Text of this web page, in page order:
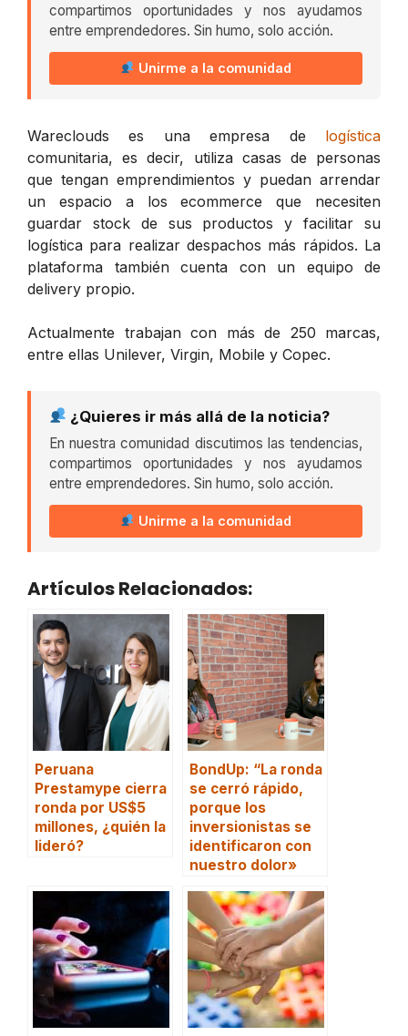
compartimos oportunidades y nos ayudamos
entre emprendedores. Sin humo, solo acción.
Unirme a la comunidad
Wareclouds es una empresa de logística
comunitaria, es decir, utiliza casas de personas
que tengan emprendimientos y puedan arrendar
un espacio a los ecommerce que necesiten
guardar stock de sus productos y facilitar su
logística para realizar despachos más rápidos. La
plataforma también cuenta con un equipo de
delivery propio.
Actualmente trabajan con más de 250 marcas,
entre ellas Unilever, Virgin, Mobile y Copec.
¿Quieres ir más allá de la noticia?
En nuestra comunidad discutimos las tendencias,
compartimos oportunidades y nos ayudamos
entre emprendedores. Sin humo, solo acción.
Unirme a la comunidad
Artículos Relacionados:
Peruana
Prestamype cierra
ronda por US$5
millones, ¿quién la
lideró?
BondUp: “La ronda
se cerró rápido,
porque los
inversionistas se
identificaron con
nuestro dolor»